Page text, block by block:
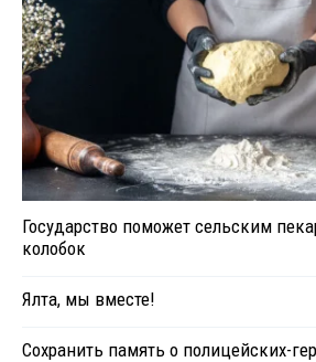
Государство поможет сельским
колобок
Ялта, мы вместе!
Сохранить память о полицейских-